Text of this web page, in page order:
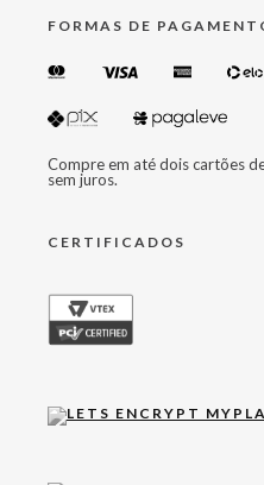
FORMAS DE
Compre em até dois cartões
sem juros.
CERTIFICADOS